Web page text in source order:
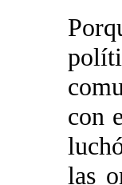
con
las